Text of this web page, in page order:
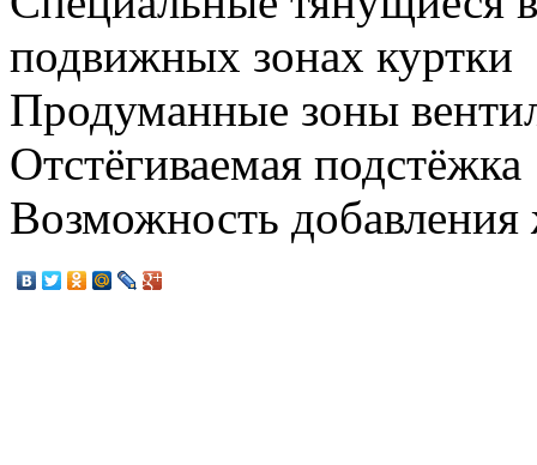
подвижных зонах куртки
Продуманные зоны
Отстёгиваемая подстёжка
Возможность